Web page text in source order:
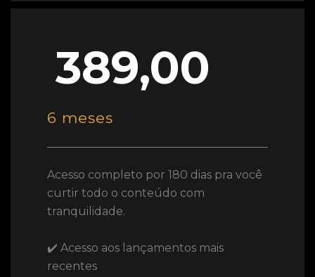
389,00
6 meses
Acesso completo por 180 dias pra você
curtir todo o conteúdo com
tranquilidade.
✔️ Acesso aos lançamentos mais
recentes